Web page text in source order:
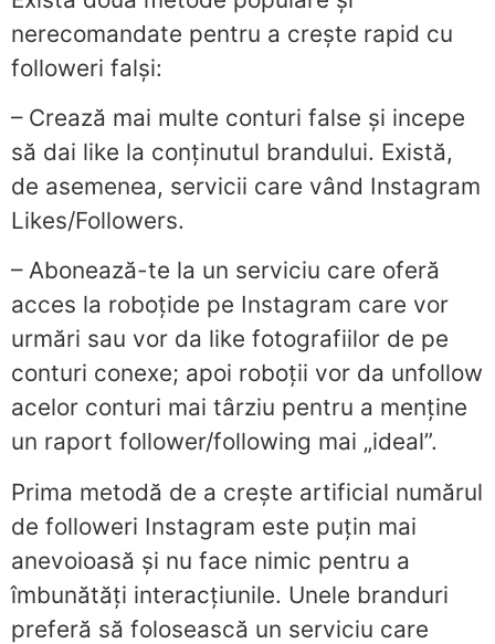
nerecomandate pentru a crește rapid cu
followeri falși:
– Crează mai multe conturi false și incepe
să dai like la conținutul brandului. Există,
de asemenea, servicii care vând Instagram
Likes/Followers.
– Abonează-te la un serviciu care oferă
acces la roboțide pe Instagram care vor
urmări sau vor da like fotografiilor de pe
conturi conexe; apoi roboții vor da unfollow
acelor conturi mai târziu pentru a menține
un raport follower/following mai „ideal”.
Prima metodă de a crește artificial numărul
de followeri Instagram este puțin mai
anevoioasă și nu face nimic pentru a
îmbunătăți interacțiunile. Unele branduri
preferă să folosească un serviciu care